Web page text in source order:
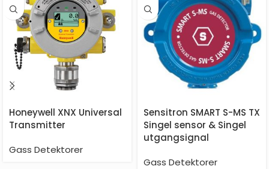
Honeywell XNX Universal
Transmitter
Gass Detektorer
Sensitron SMART S-MS TX
Singel sensor & Singel
utgangsignal
Gass Detektorer